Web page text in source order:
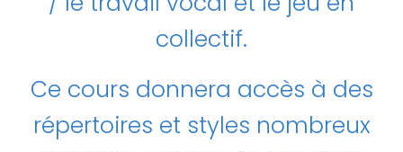
collectif.
Ce cours donnera accès à des
répertoires et styles nombreux